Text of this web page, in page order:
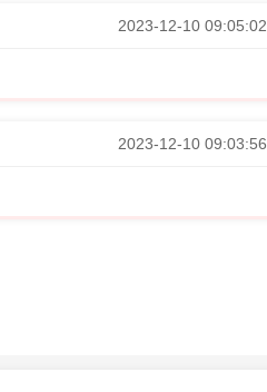
2023-12-10 09:05:02
2023-12-10 09:03:56